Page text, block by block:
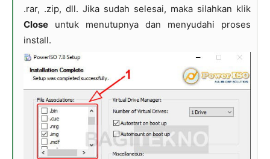
.rar, .zip, dll. Jika sudah selesai, maka silahkan klik
Close untuk menutupnya dan menyudahi proses
install.